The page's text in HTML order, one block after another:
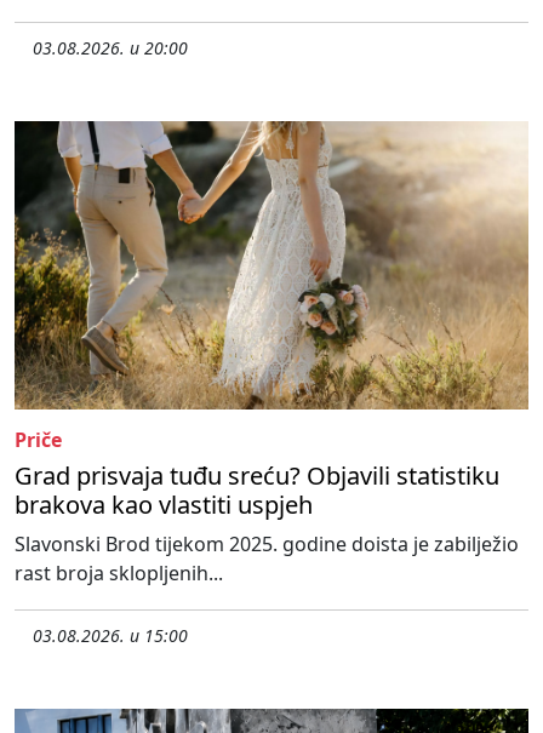
03.08.2026. u 20:00
Priče
Grad prisvaja tuđu sreću? Objavili statistiku
brakova kao vlastiti uspjeh
Slavonski Brod tijekom 2025. godine doista je zabilježio
rast broja sklopljenih...
03.08.2026. u 15:00